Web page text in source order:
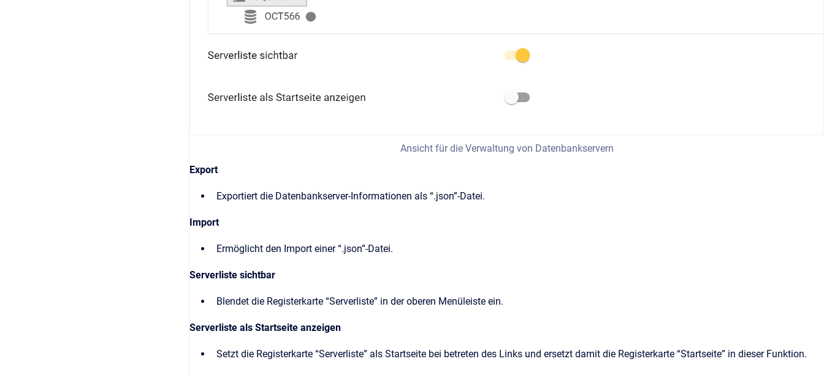
Ansicht für die Verwaltung von Datenbankservern
Export
Exportiert die Datenbankserver-Informationen als “.json”-Datei.
Import
Ermöglicht den Import einer “.json”-Datei.
Serverliste sichtbar
Blendet die Registerkarte “Serverliste” in der oberen Menüleiste ein.
Serverliste als Startseite anzeigen
Setzt die Registerkarte “Serverliste” als Startseite bei betreten des Links und ersetzt damit die Registerkarte “Startseite” in dieser Funktion.